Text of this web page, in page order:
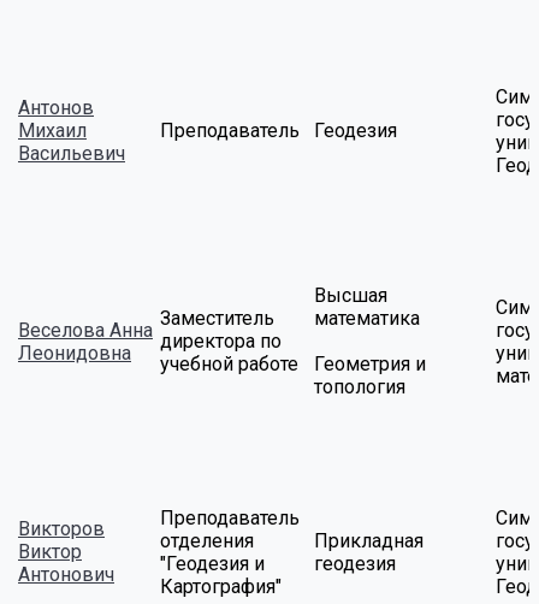
Антонов
Михаил
Васильевич
Преподаватель Геодезия
Веселова Анна
Леонидовна
Заместитель
директора по
учебной работе
Высшая
математика
Геометрия и
топология
Викторов
Виктор
Антонович
Преподаватель
отделения
"Геодезия и
Картография"
Прикладная
геодезия